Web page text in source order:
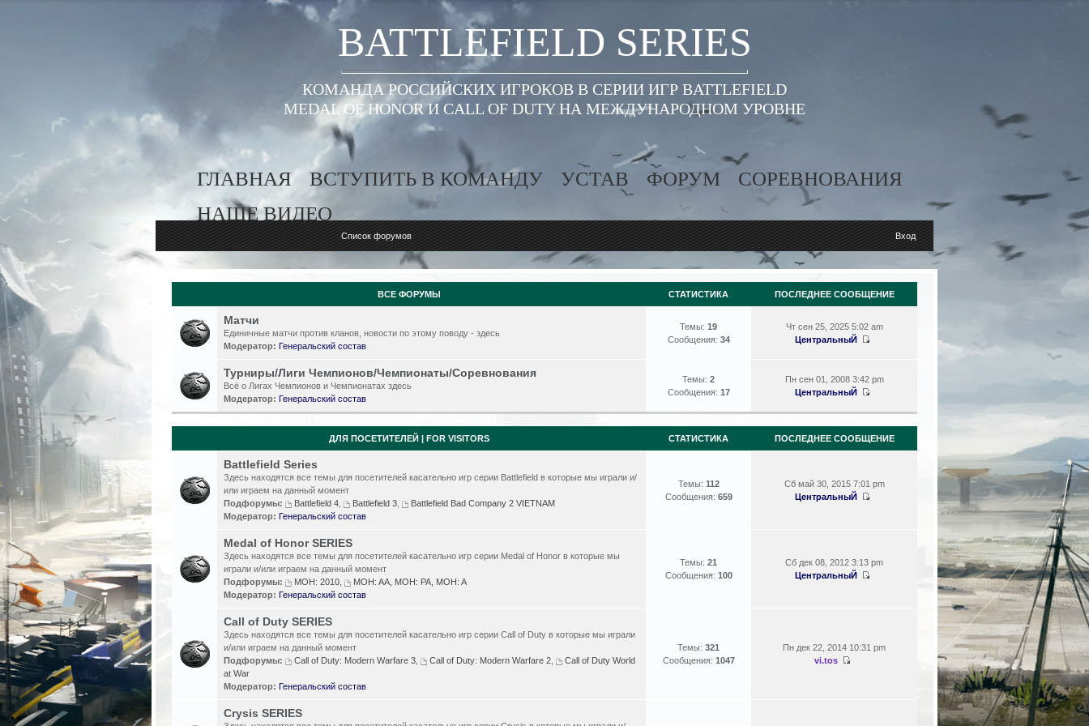
BATTLEFIELD SERIES
КОМАНДА РОССИЙСКИХ ИГРОКОВ В СЕРИИ ИГР BATTLEFIELD
MEDAL OF HONOR И CALL OF DUTY НА МЕЖДУНАРОДНОМ УРОВНЕ
ГЛАВНАЯ ВСТУПИТЬ В КОМАНДУ УСТАВ ФОРУМ
СОРЕВНОВАНИЯ
НАШЕ ВИДЕО
Список форумов Вход
ВСЕ ФОРУМЫ СТАТИСТИКА ПОСЛЕДНЕЕ СООБЩЕНИЕ
Матчи
Единичные матчи против кланов, новости по этому поводу - здесь
Модератор: Генеральский состав
Темы: 19
Сообщения: 34
Чт сен 25, 2025 5:02 am
ЦентральныЙ
Турниры/Лиги Чемпионов/Чемпионаты/Соревнования
Всё о Лигах Чемпионов и Чемпионатах здесь
Модератор: Генеральский состав
Темы: 2
Сообщения: 17
Пн сен 01, 2008 3:42 pm
ЦентральныЙ
ДЛЯ ПОСЕТИТЕЛЕЙ | FOR VISITORS СТАТИСТИКА ПОСЛЕДНЕЕ СООБЩЕНИЕ
Battlefield Series
Здесь находятся все темы для посетителей касательно игр серии Battlefield в которые мы играли и/
или играем на данный момент
Подфорумы:
Battlefield 4 Battlefield 3
Battlefield Bad Company 2 VIETNAM
Модератор: Генеральский состав
Темы: 112
Сообщения: 659
Сб май 30, 2015 7:01 pm
ЦентральныЙ
Medal of Honor SERIES
Здесь находятся все темы для посетителей касательно игр серии Medal of Honor в которые мы
играли и/или играем на данный момент
Подфорумы:
MOH: 2010
MOH: AA, MOH: PA, MOH: A
Модератор: Генеральский состав
Темы: 21
Сообщения: 100
Сб дек 08, 2012 3:13 pm
ЦентральныЙ
Call of Duty SERIES
Здесь находятся все темы для посетителей касательно игр серии Call of Duty в которые мы играли
и/или играем на данный момент
Подфорумы:
Call of Duty: Modern Warfare 3 Call of Duty: Modern Warfare 2
Call of Duty World
at War
Модератор: Генеральский состав
Темы: 321
Сообщения: 1047
Пн дек 22, 2014 10:31 pm
vi.tos
Crysis SERIES